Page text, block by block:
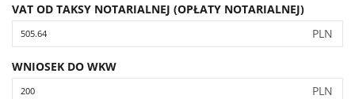
VAT OD TAKSY NOTARIALNEJ (OPŁATY NOTARIALNEJ)
PLN
WNIOSEK DO WKW
PLN